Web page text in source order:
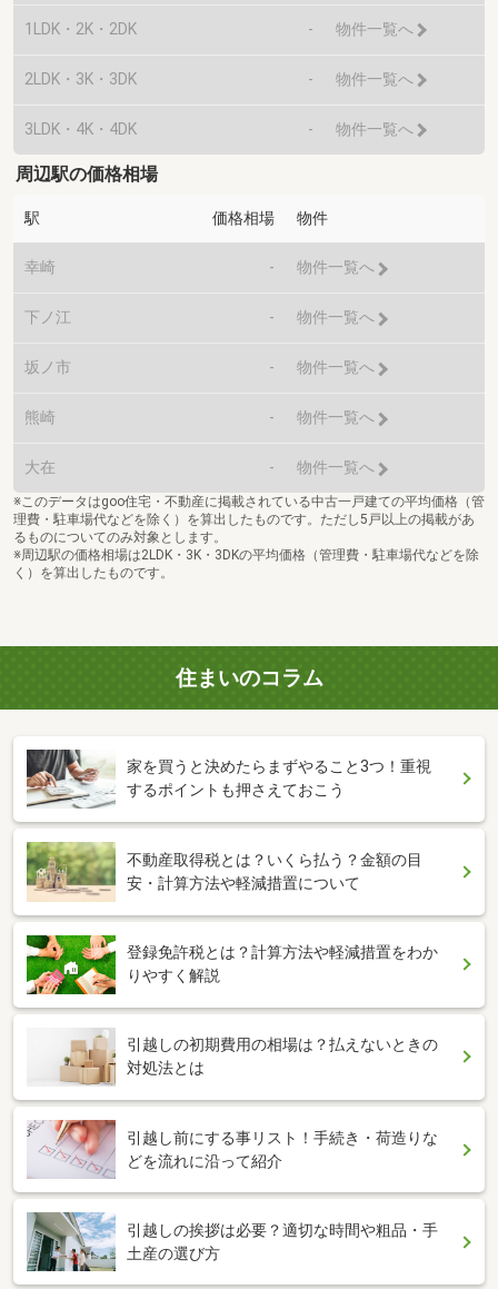
1LDK・2K・2DK - 物件一覧へ
2LDK・3K・3DK - 物件一覧へ
3LDK・4K・4DK - 物件一覧へ
周辺駅の価格相場
駅 価格相場 物件
幸崎 - 物件一覧へ
下ノ江 - 物件一覧へ
坂ノ市 - 物件一覧へ
熊崎 - 物件一覧へ
大在 - 物件一覧へ
※このデータはgoo住宅・不動産に掲載されている中古一戸建ての平均価格（管
理費・駐車場代などを除く）を算出したものです。ただし5戸以上の掲載があ
るものについてのみ対象とします。
※周辺駅の価格相場は2LDK・3K・3DKの平均価格（管理費・駐車場代などを除
く）を算出したものです。
住まいのコラム
家を買うと決めたらまずやること3つ！重視
するポイントも押さえておこう
不動産取得税とは？いくら払う？金額の目
安・計算方法や軽減措置について
登録免許税とは？計算方法や軽減措置をわか
りやすく解説
引越しの初期費用の相場は？払えないときの
対処法とは
引越し前にする事リスト！手続き・荷造りな
どを流れに沿って紹介
引越しの挨拶は必要？適切な時間や粗品・手
土産の選び方